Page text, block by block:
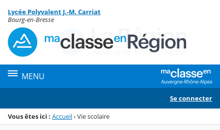
Menu de la rubrique
Contenu
Lycée Polyvalent J.-M. Carriat
Bourg-en-Bresse
MENU
Se connecter
Vous êtes ici : Accueil›Vie scolaire